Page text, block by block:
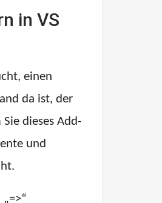
in VS
einen
da ist, der
dieses Add-
und